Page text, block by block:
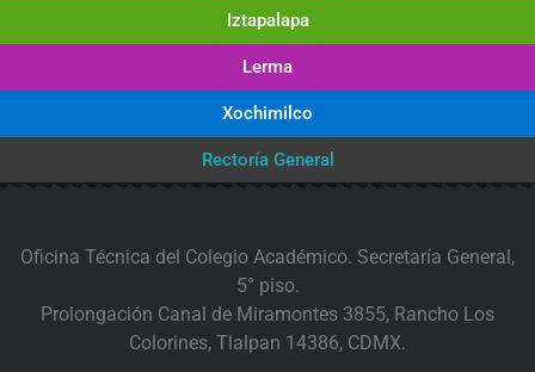
Iztapalapa
Lerma
Xochimilco
Rectoría General
Oficina Técnica del Colegio Académico. Secretaría General,
5° piso.
Prolongación Canal de Miramontes 3855, Rancho Los
Colorines, Tlalpan 14386, CDMX.